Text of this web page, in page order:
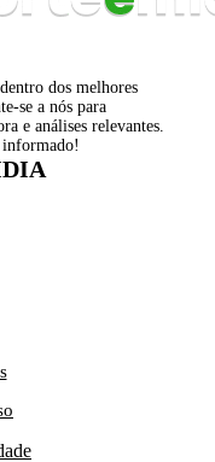
dos melhores
se a nós para
e análises relevantes.
informado!